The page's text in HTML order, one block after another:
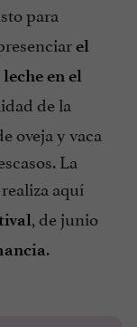
para
el
en el
de la
oveja y vaca
La
aquí
, de junio
.